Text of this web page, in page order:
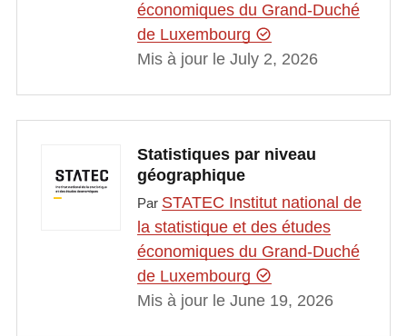
économiques du Grand-Duché
de Luxembourg
Mis à jour le July 2, 2026
Statistiques par niveau
géographique
Par STATEC Institut national de
la statistique et des études
économiques du Grand-Duché
de Luxembourg
Mis à jour le June 19, 2026